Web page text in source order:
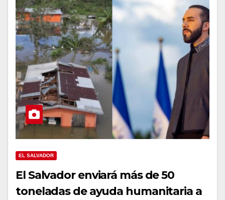
EL SALVADOR
El Salvador enviará más de 50
toneladas de ayuda humanitaria a